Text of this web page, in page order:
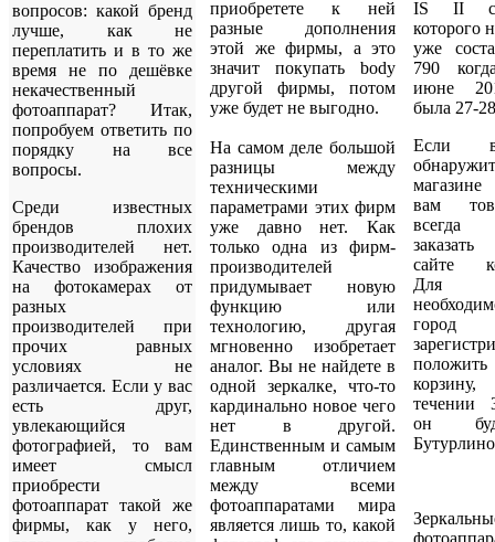
вопросов: какой бренд
лучше, как не
переплатить и в то же
время не по дешёвке
некачественный
фотоаппарат? Итак,
попробуем ответить по
порядку на все
вопросы.
Среди известных
брендов плохих
производителей нет.
Качество изображения
на фотокамерах от
разных
производителей при
прочих равных
условиях не
различается. Если у вас
есть друг,
увлекающийся
фотографией, то вам
имеет смысл
приобрести
фотоаппарат такой же
фирмы, как у него,
приобретете к ней
разные дополнения
этой же фирмы, а это
значит покупать body
другой фирмы, потом
уже будет не выгодно.
На самом деле большой
разницы между
техническими
параметрами этих фирм
уже давно нет. Как
только одна из фирм-
производителей
придумывает новую
функцию или
технологию, другая
мгновенно изобретает
аналог. Вы не найдете в
одной зеркалке, что-то
кардинально новое чего
нет в другой.
Единственным и самым
главным отличием
между всеми
фотоаппаратами мира
является лишь то, какой
IS II
которого
уже
790
июне
была 27-
Если
вам
всегда
сайте
Для
город
течении
он